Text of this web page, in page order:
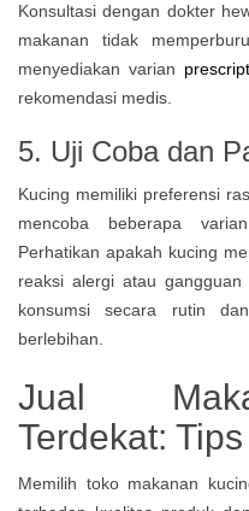
Konsultasi dengan dokter
makanan tidak
menyediakan varian
rekomendasi medis.
5. Uji Coba dan
Kucing memiliki preferensi
mencoba beberapa
Perhatikan apakah kucing
reaksi alergi atau
konsumsi secara rutin
berlebihan.
Jual
Terdekat:
Memilih toko makanan